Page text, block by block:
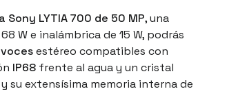
Sony LYTIA 700 de 50 MP, una
W e inalámbrica de 15 W, podrás
estéreo compatibles con
IP68 frente al agua y un cristal
su extensísima memoria interna de